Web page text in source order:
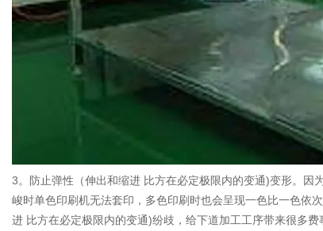
3。防止弹性（伸出和缩进 比方在必定极限内的变通)变形。
峻时单色印刷机无法套印，多色印刷时也会呈现一色比一色依
进 比方在必定极限内的变通)纷歧，给下道加工工序带来很多费